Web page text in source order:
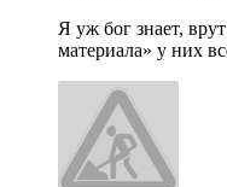
Я уж бог знает,
материала» у них